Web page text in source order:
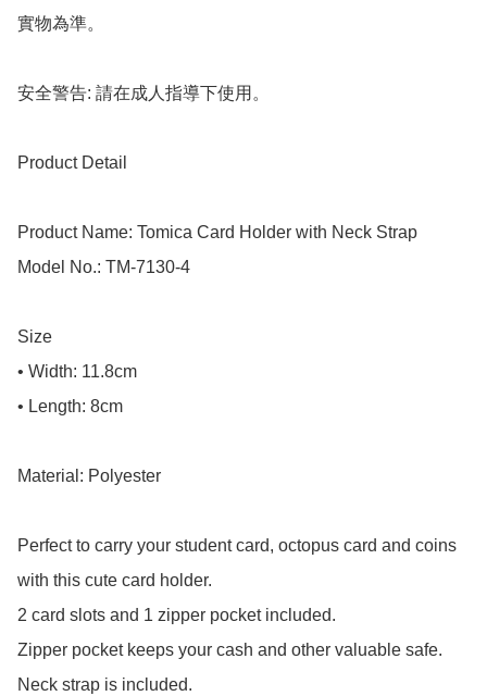
實物為準。
安全警告: 請在成人指導下使用。
Product Detail
Product Name: Tomica Card Holder with Neck Strap
Model No.: TM-7130-4
Size
• Width: 11.8cm
• Length: 8cm
Material: Polyester
Perfect to carry your student card, octopus card and coins
with this cute card holder.
2 card slots and 1 zipper pocket included.
Zipper pocket keeps your cash and other valuable safe.
Neck strap is included.